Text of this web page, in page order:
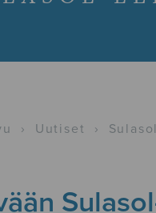
› Uutiset ›